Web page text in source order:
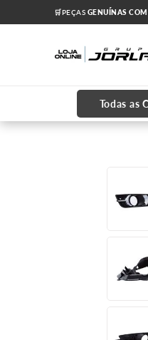
🛒PEÇAS GENUÍNAS
Todas as
1
2º
5º
º